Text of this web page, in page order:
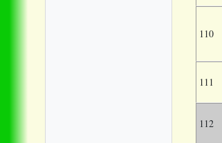
110
111
112